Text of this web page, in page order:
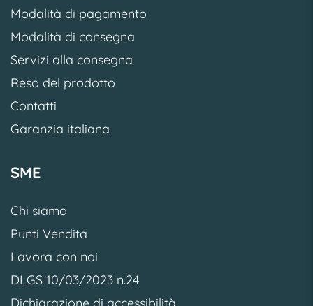
Modalità di pagamento
Modalità di consegna
Servizi alla consegna
Reso del prodotto
Contatti
Garanzia italiana
SME
Chi siamo
Punti Vendita
Lavora con noi
DLGS 10/03/2023 n.24